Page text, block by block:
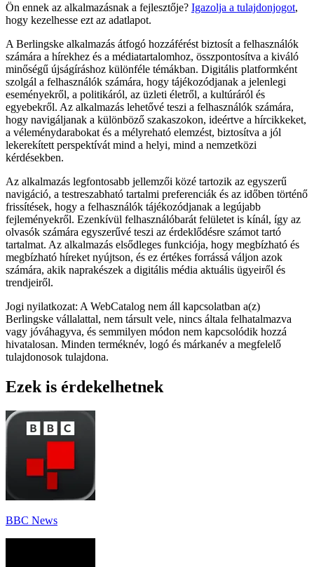
Ön ennek az alkalmazásnak a fejlesztője? Igazolja a tulajdonjogot,
hogy kezelhesse ezt az adatlapot.
A Berlingske alkalmazás átfogó hozzáférést biztosít a felhasználók
számára a hírekhez és a médiatartalomhoz, összpontosítva a kiváló
minőségű újságíráshoz különféle témákban. Digitális platformként
szolgál a felhasználók számára, hogy tájékozódjanak a jelenlegi
eseményekről, a politikáról, az üzleti életről, a kultúráról és
egyebekről. Az alkalmazás lehetővé teszi a felhasználók számára,
hogy navigáljanak a különböző szakaszokon, ideértve a hírcikkeket,
a véleménydarabokat és a mélyreható elemzést, biztosítva a jól
lekerekített perspektívát mind a helyi, mind a nemzetközi
kérdésekben.
Az alkalmazás legfontosabb jellemzői közé tartozik az egyszerű
navigáció, a testreszabható tartalmi preferenciák és az időben történő
frissítések, hogy a felhasználók tájékozódjanak a legújabb
fejleményekről. Ezenkívül felhasználóbarát felületet is kínál, így az
olvasók számára egyszerűvé teszi az érdeklődésre számot tartó
tartalmat. Az alkalmazás elsődleges funkciója, hogy megbízható és
megbízható híreket nyújtson, és ez értékes forrássá váljon azok
számára, akik naprakészek a digitális média aktuális ügyeiről és
trendjeiről.
Jogi nyilatkozat: A WebCatalog nem áll kapcsolatban a(z)
Berlingske vállalattal, nem társult vele, nincs általa felhatalmazva
vagy jóváhagyva, és semmilyen módon nem kapcsolódik hozzá
hivatalosan. Minden terméknév, logó és márkanév a megfelelő
tulajdonosok tulajdona.
Ezek is érdekelhetnek
BBC News